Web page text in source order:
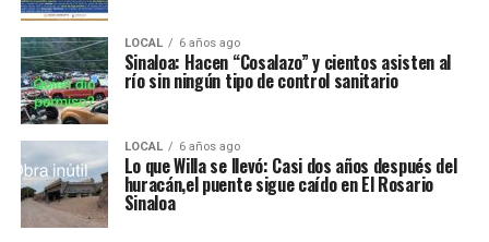
LOCAL 6 años ago
Sinaloa: Hacen “Cosalazo” y cientos asisten al
río sin ningún tipo de control sanitario
LOCAL 6 años ago
Lo que Willa se llevó: Casi dos años después del
huracán,el puente sigue caído en El Rosario
Sinaloa